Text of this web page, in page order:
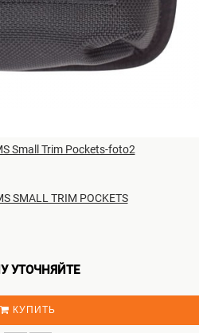
SMALL TRIM POCKETS
УТОЧНЯЙТЕ
КУПИТЬ